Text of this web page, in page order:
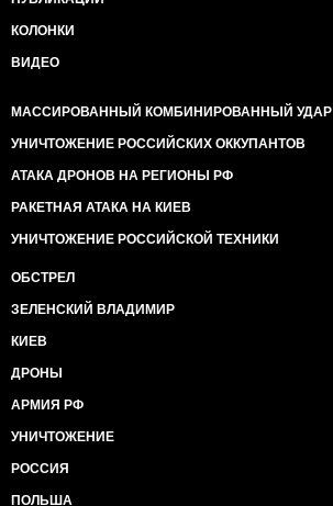
КОЛОНКИ
ВИДЕО
МАССИРОВАННЫЙ КОМБИНИРОВАННЫЙ УДАР
УНИЧТОЖЕНИЕ РОССИЙСКИХ ОККУПАНТОВ
АТАКА ДРОНОВ НА РЕГИОНЫ РФ
РАКЕТНАЯ АТАКА НА КИЕВ
УНИЧТОЖЕНИЕ РОССИЙСКОЙ ТЕХНИКИ
ОБСТРЕЛ
ЗЕЛЕНСКИЙ ВЛАДИМИР
КИЕВ
ДРОНЫ
АРМИЯ РФ
УНИЧТОЖЕНИЕ
РОССИЯ
ПОЛЬША